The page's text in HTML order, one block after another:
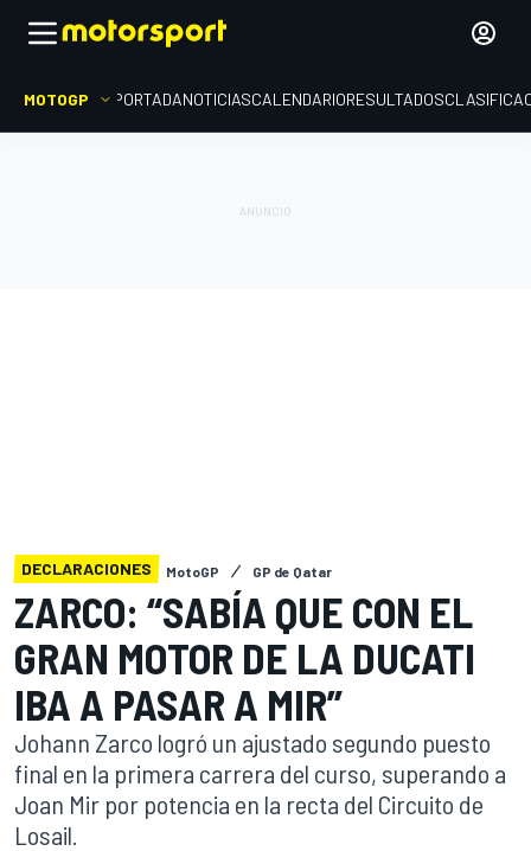
MOTOGP PORTADANOTICIASCALENDARIORESULTADOS
DECLARACIONES MotoGP GP de Qatar
ZARCO: “SABÍA QUE CON EL
GRAN MOTOR DE LA DUCATI
IBA A PASAR A MIR”
Johann Zarco logró un ajustado segundo puesto
final en la primera carrera del curso, superando a
Joan Mir por potencia en la recta del Circuito de
Losail.